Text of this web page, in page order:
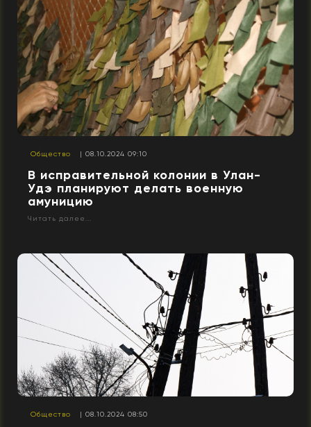
Общество | 08.10.2024 09:10
В исправительной колонии в Улан-
Удэ планируют делать военную
амуницию
Читать далее...
Общество | 08.10.2024 08:50